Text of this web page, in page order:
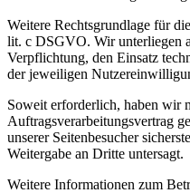
Weitere Rechtsgrundlage für
lit. c DSGVO. Wir unterliegen
Verpflichtung, den Einsatz
der jeweiligen
Soweit erforderlich, haben wir
Auftragsverarbeitungsvertrag
unserer Seitenbesucher
Weitergabe an Dritte untersagt.
Weitere Informationen zum